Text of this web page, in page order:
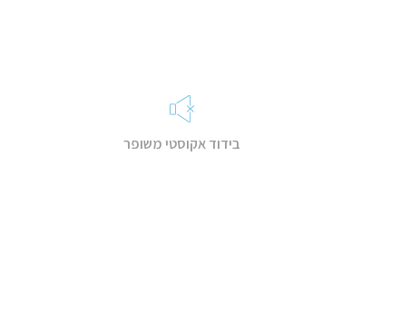
בידוד אקוסטי משופר